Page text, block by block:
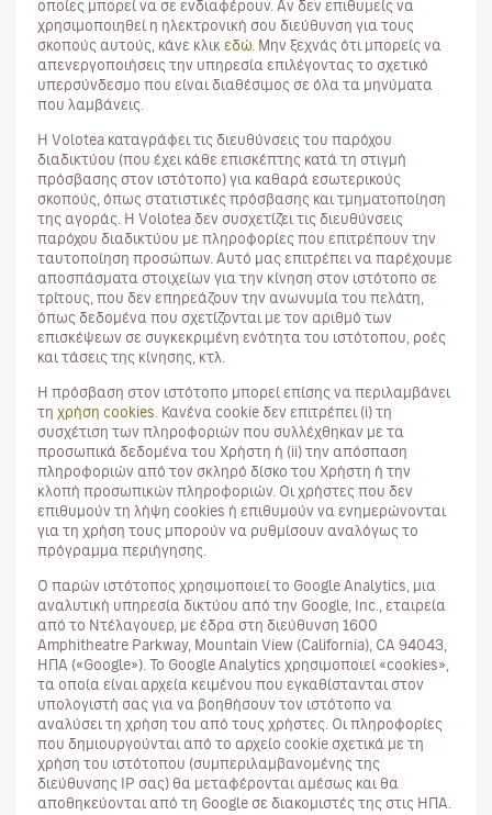
οποίες μπορεί να σε ενδιαφέρουν. Αν δεν επιθυμείς να
χρησιμοποιηθεί η ηλεκτρονική σου διεύθυνση για τους
σκοπούς αυτούς, κάνε κλικ εδώ . Μην ξεχνάς ότι μπορείς να
απενεργοποιήσεις την υπηρεσία επιλέγοντας το σχετικό
υπερσύνδεσμο που είναι διαθέσιμος σε όλα τα μηνύματα
που λαμβάνεις.
Η Volotea καταγράφει τις διευθύνσεις του παρόχου
διαδικτύου (που έχει κάθε επισκέπτης κατά τη στιγμή
πρόσβασης στον ιστότοπο) για καθαρά εσωτερικούς
σκοπούς, όπως στατιστικές πρόσβασης και τμηματοποίηση
της αγοράς. Η Volotea δεν συσχετίζει τις διευθύνσεις
παρόχου διαδικτύου με πληροφορίες που επιτρέπουν την
ταυτοποίηση προσώπων. Αυτό μας επιτρέπει να παρέχουμε
αποσπάσματα στοιχείων για την κίνηση στον ιστότοπο σε
τρίτους, που δεν επηρεάζουν την ανωνυμία του πελάτη,
όπως δεδομένα που σχετίζονται με τον αριθμό των
επισκέψεων σε συγκεκριμένη ενότητα του ιστότοπου, ροές
και τάσεις της κίνησης, κτλ.
Η πρόσβαση στον ιστότοπο μπορεί επίσης να περιλαμβάνει
τη χρήση cookies . Κανένα cookie δεν επιτρέπει (i) τη
συσχέτιση των πληροφοριών που συλλέχθηκαν με τα
προσωπικά δεδομένα του Χρήστη ή (ii) την απόσπαση
πληροφοριών από τον σκληρό δίσκο του Χρήστη ή την
κλοπή προσωπικών πληροφοριών. Οι χρήστες που δεν
επιθυμούν τη λήψη cookies ή επιθυμούν να ενημερώνονται
για τη χρήση τους μπορούν να ρυθμίσουν αναλόγως το
πρόγραμμα περιήγησης.
Ο παρών ιστότοπος χρησιμοποιεί το Google Analytics, μια
αναλυτική υπηρεσία δικτύου από την Google, Inc., εταιρεία
από το Ντέλαγουερ, με έδρα στη διεύθυνση 1600
Amphitheatre Parkway, Mountain View (California), CA 94043,
ΗΠΑ («Google»). Το Google Analytics χρησιμοποιεί «cookies»,
τα οποία είναι αρχεία κειμένου που εγκαθίστανται στον
υπολογιστή σας για να βοηθήσουν τον ιστότοπο να
αναλύσει τη χρήση του από τους χρήστες. Οι πληροφορίες
που δημιουργούνται από το αρχείο cookie σχετικά με τη
χρήση του ιστότοπου (συμπεριλαμβανομένης της
διεύθυνσης ΙΡ σας) θα μεταφέρονται αμέσως και θα
αποθηκεύονται από τη Google σε διακομιστές της στις ΗΠΑ.